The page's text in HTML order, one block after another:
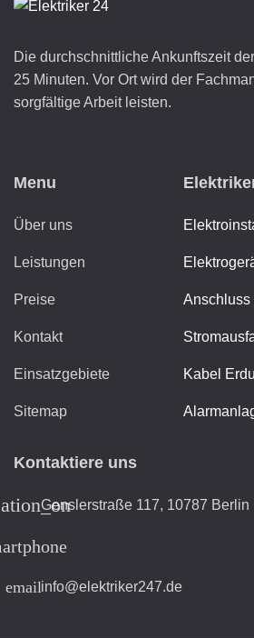
Die durchschnittliche Ankunftszeit
25 Minuten. Vor Ort wird der
sorgfältige Arbeit leisten.
Menu
Über uns
Leistungen
Preise
Kontakt
Einsatzgebiete
Sitemap
Anschluss
Kabel
Kontaktiere uns
Genslerstraße 117, 10787 Berlin
emailinfo@elektriker247.de